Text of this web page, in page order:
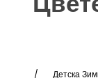
Детска